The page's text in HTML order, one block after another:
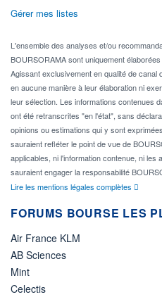
Gérer mes listes
L'ensemble des analyses et/ou
BOURSORAMA sont uniquement
Agissant exclusivement en qualité de canal
en aucune manière à leur élaboration ni
leur sélection. Les informations contenues
ont été retranscrites "en l'état", sans
opinions ou estimations qui y sont
sauraient refléter le point de vue de
applicables, ni l'information contenue, ni
sauraient engager la responsabilité
Lire les mentions légales complètes
FORUMS BOURSE LES
Air France KLM
AB Sciences
Mint
Celectis